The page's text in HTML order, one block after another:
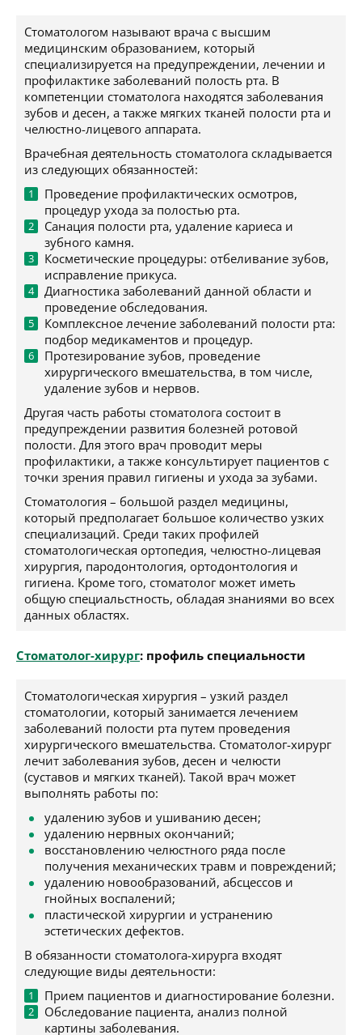
Стоматологом называют врача с высшим
медицинским образованием, который
специализируется на предупреждении, лечении и
профилактике заболеваний полость рта. В
компетенции стоматолога находятся заболевания
зубов и десен, а также мягких тканей полости рта и
челюстно-лицевого аппарата.
Врачебная деятельность стоматолога складывается
из следующих обязанностей:
Проведение профилактических осмотров,
процедур ухода за полостью рта.
Санация полости рта, удаление кариеса и
зубного камня.
Косметические процедуры: отбеливание зубов,
исправление прикуса.
Диагностика заболеваний данной области и
проведение обследования.
Комплексное лечение заболеваний полости рта:
подбор медикаментов и процедур.
Протезирование зубов, проведение
хирургического вмешательства, в том числе,
удаление зубов и нервов.
Другая часть работы стоматолога состоит в
предупреждении развития болезней ротовой
полости. Для этого врач проводит меры
профилактики, а также консультирует пациентов с
точки зрения правил гигиены и ухода за зубами.
Стоматология – большой раздел медицины,
который предполагает большое количество узких
специализаций. Среди таких профилей
стоматологическая ортопедия, челюстно-лицевая
хирургия, пародонтология, ортодонтология и
гигиена. Кроме того, стоматолог может иметь
общую специальстность, обладая знаниями во всех
данных областях.
Стоматолог-хирург: профиль специальности
Стоматологическая хирургия – узкий раздел
стоматологии, который занимается лечением
заболеваний полости рта путем проведения
хирургического вмешательства. Стоматолог-хирург
лечит заболевания зубов, десен и челюсти
(суставов и мягких тканей). Такой врач может
выполнять работы по:
удалению зубов и ушиванию десен;
удалению нервных окончаний;
восстановлению челюстного ряда после
получения механических травм и повреждений;
удалению новообразований, абсцессов и
гнойных воспалений;
пластической хирургии и устранению
эстетических дефектов.
В обязанности стоматолога-хирурга входят
следующие виды деятельности:
Прием пациентов и диагностирование болезни.
Обследование пациента, анализ полной
картины заболевания.